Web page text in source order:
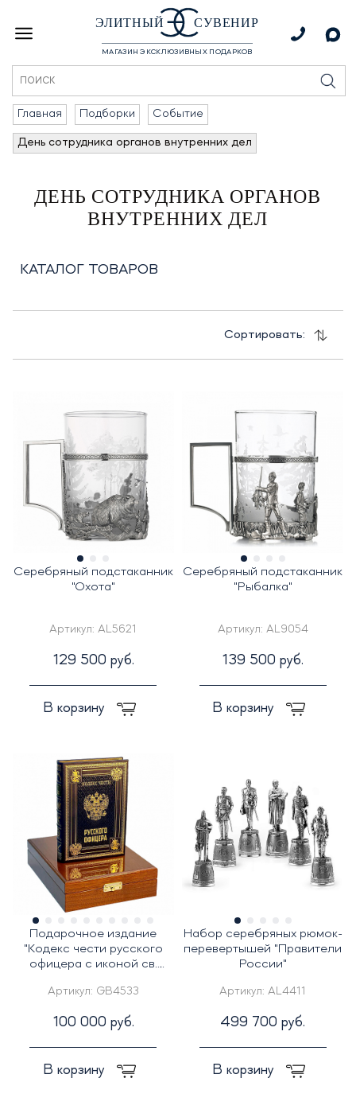
ЭЛИТНЫЙ СУВЕНИР
МАГАЗИН ЭКСКЛЮЗИВНЫХ ПОДАРКОВ
Главная Подборки Событие
День сотрудника органов внутренних дел
ДЕНЬ СОТРУДНИКА ОРГАНОВ
ВНУТРЕННИХ ДЕЛ
КАТАЛОГ ТОВАРОВ
Сортировать:
Серебряный подстаканник
"Охота"
Артикул:AL5621
129 500 руб.
В корзину
Серебряный подстаканник
"Рыбалка"
Артикул: AL9054
139 500 руб.
В корзину
Подарочное издание
"Кодекс чести русского
офицера с иконой св.
Артикул: GB4533
100 000 руб.
В корзину
Набор серебряных рюмок-
перевертышей "Правители
России"
Артикул:AL4411
499 700 руб.
В корзину